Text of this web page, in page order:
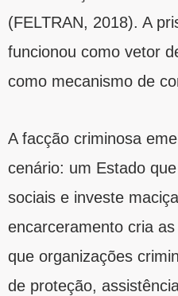
(FELTRAN, 2018). A
funcionou como vetor
como mecanismo de
A facção criminosa
cenário: um Estado
sociais e investe
encarceramento cria
que organizações
de proteção,